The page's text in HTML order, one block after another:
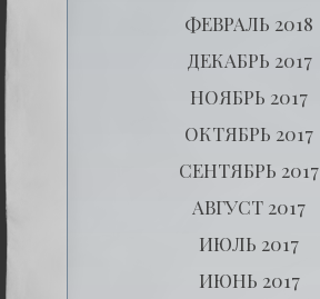
ФЕВРАЛЬ 2018
ДЕКАБРЬ 2017
НОЯБРЬ 2017
ОКТЯБРЬ 2017
СЕНТЯБРЬ 2017
АВГУСТ 2017
ИЮЛЬ 2017
ИЮНЬ 2017